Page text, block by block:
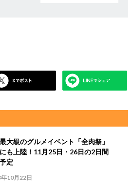
大級のグルメイベント「全肉祭」
も上陸！11月25日・26日の2日間
定
10月22日